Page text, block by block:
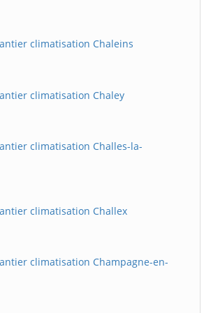
climatisation Chaleins
climatisation Chaley
climatisation Challes-la-
climatisation Challex
climatisation Champagne-en-